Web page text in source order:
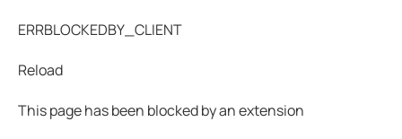
ERRBLOCKEDBY_CLIENT
Reload
This page has been blocked by an extension